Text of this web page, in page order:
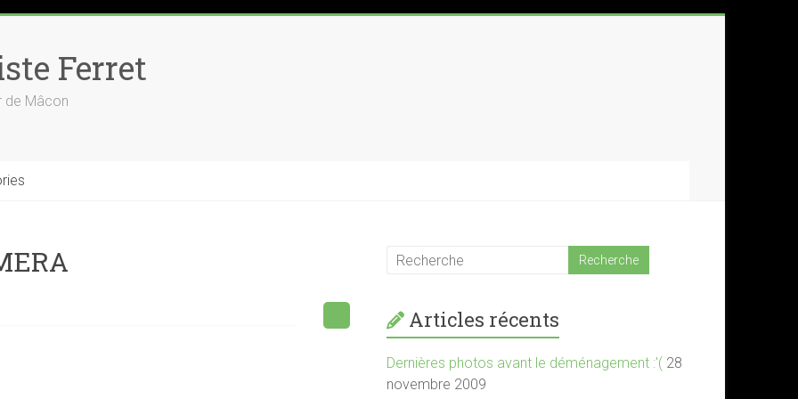
Ferret
de Mâcon
Articles récents
Dernières photos avant le déménagement :'( 28
novembre 2009